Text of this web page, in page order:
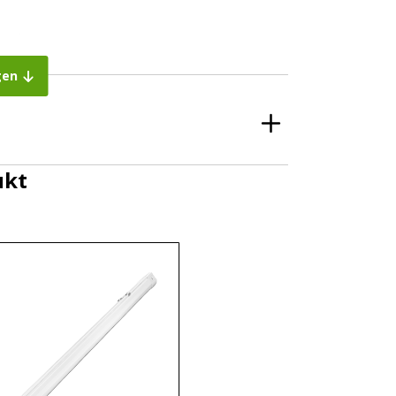
Leuchten zwar teurer. Durch die erhöhte
zurück. LED-Beleuchtung ist effizienter als
umwandeln als in Wärme. Eine Halogenlampe
fließt, danach wird er sehr heiß und beginnt zu